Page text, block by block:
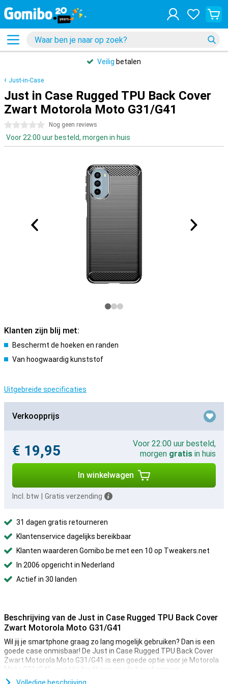
Veilig betalen
Just-in-Case
Just in Case Rugged TPU Back Cover
Zwart Motorola Moto G31/G41
0 sterren Nog geen reviews
Voor 22:00 uur besteld, morgen in huis
Klanten zijn blij met:
Beschermt de hoeken en randen
Van hoogwaardig kunststof
Uitgebreide specificaties
Verkoopprijs
€ 19,95
Voor 22:00 uur besteld,
morgen gratis in huis
In winkelwagen
Incl. btw Gratis verzending
31 dagen gratis retourneren
Klantenservice dagelijks bereikbaar
Klanten waarderen Gomibo.be met een 10 op Tweakers.net
In 2006 opgericht in Nederland
Actief in 30 landen
Beschrijving van de Just in Case Rugged TPU Back Cover
Zwart Motorola Moto G31/G41
Wil jij je smartphone graag zo lang mogelijk gebruiken? Dan is een
goede case onmisbaar! De Just in Case Rugged TPU Back Cover
Zwart Motorola Moto G31/G41 is een goede optie voor je Motorola
Moto G31/G41, want hij biedt een goede bescherming.